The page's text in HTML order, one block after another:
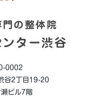
の整体院
ター渋谷
0002
谷2丁目19-20
ビル7階